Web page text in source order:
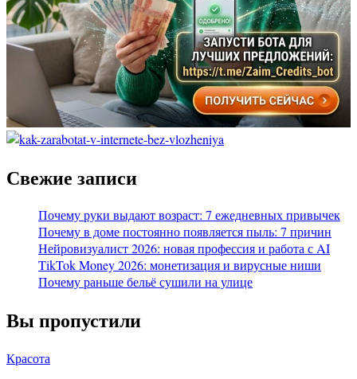
Свежие записи
Почему руки выдают возраст: 7 ежедневных привычек
Почему в доме постоянно появляется пыль: 7 причин
Нейровизуалист 2026: новая профессия и работа с AI
TikTok Money 2026: монетизация и вирусные ниши
Почему раньше бельё сушили на улице
Вы пропустили
Красота